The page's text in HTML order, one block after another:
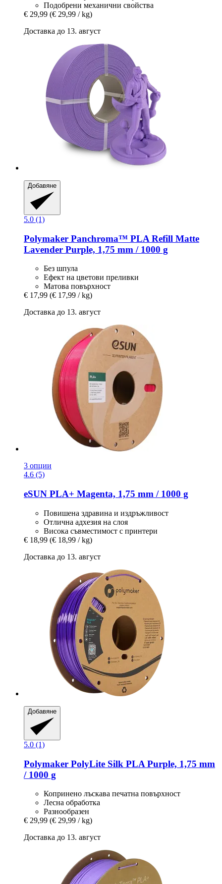
Подобрени механични свойства
€ 29,99 (€ 29,99 / kg)
Доставка до 13. август
Добавяне
5.0 (1)
Polymaker Panchroma™ PLA Refill Matte
Lavender Purple, 1,75 mm / 1000 g
Без шпула
Ефект на цветови преливки
Матова повърхност
€ 17,99 (€ 17,99 / kg)
Доставка до 13. август
3 опции
4.6 (5)
eSUN PLA+ Magenta, 1,75 mm / 1000 g
Повишена здравина и издръжливост
Отлична адхезия на слоя
Висока съвместимост с принтери
€ 18,99 (€ 18,99 / kg)
Доставка до 13. август
Добавяне
5.0 (1)
Polymaker PolyLite Silk PLA Purple, 1,75 mm
/ 1000 g
Копринено лъскава печатна повърхност
Лесна обработка
Разнообразен
€ 29,99 (€ 29,99 / kg)
Доставка до 13. август